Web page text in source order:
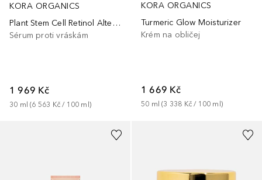
KORA ORGANICS
Plant Stem Cell Retinol Alternative Serum
Sérum proti vráskám
1 969 Kč
30 ml (6 563 Kč / 100 ml )
KORA ORGANICS
Turmeric Glow Moisturizer
Krém na obličej
1 669 Kč
50 ml (3 338 Kč / 100 ml )